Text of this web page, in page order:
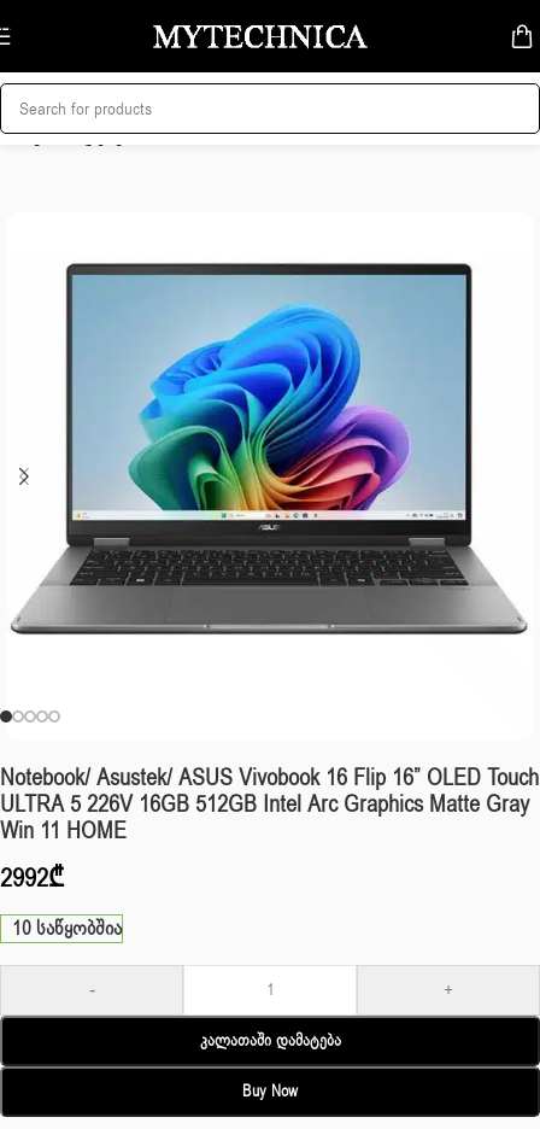
Skip to navigation
Skip to main content
მთავარი/ლეპტოპი
Notebook/ Asustek/ ASUS Vivobook 16 Flip 16” OLED Touch
ULTRA 5 226V 16GB 512GB Intel Arc Graphics Matte Gray
Win 11 HOME
2992₾
10 საწყობშია
- +
Კალათაში Დამატება
Buy Now